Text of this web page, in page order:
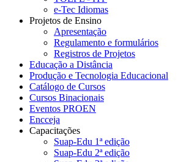
e-Tec Idiomas
Projetos de Ensino
Apresentação
Regulamento e formulários
Registros de Projetos
Educação a Distância
Produção e Tecnologia Educacional
Catálogo de Cursos
Cursos Binacionais
Eventos PROEN
Encceja
Capacitações
Suap-Edu 1ª edição
Suap-Edu 2ª edição